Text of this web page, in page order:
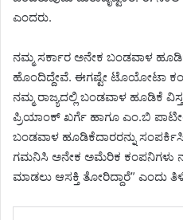
ಎಂದರು.
ನಮ್ಮ ಸರ್ಕಾರ ಅನೇಕ ಬಂಡವಾಳ
ಹೊಂದಿದ್ದೇವೆ. ಈಗಷ್ಟೇ ಟೊಯೋಟಾ
ನಮ್ಮ ರಾಜ್ಯದಲ್ಲಿ ಬಂಡವಾಳ ಹೂಡಿಕೆ
ಪ್ರಿಯಾಂಕ್ ಖರ್ಗೆ ಹಾಗೂ ಎಂ.ಬಿ
ಬಂಡವಾಳ ಹೂಡಿಕೆದಾರರನ್ನು
ಗಮನಿಸಿ ಅನೇಕ ಅಮೆರಿಕ ಕಂಪನಿಗಳು
ಮಾಡಲು ಆಸಕ್ತಿ ತೋರಿದ್ದಾರೆ” ಎಂದು